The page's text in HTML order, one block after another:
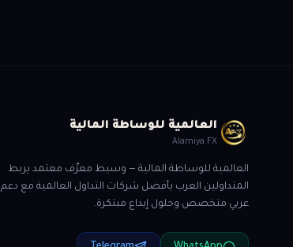
العالمية للوساطة المالية
Alamiya FX
العالمية للوساطة المالية — وسيط معرِّف معتمد يربط
المتداولين العرب بأفضل شركات التداول العالمية مع دعم
عربي متخصص وحلول إيداع مبتكرة.